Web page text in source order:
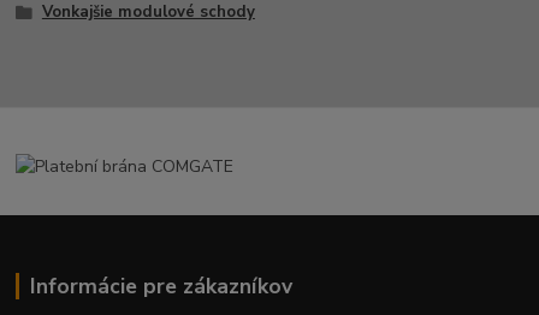
Vonkajšie modulové schody
Informácie pre zákazníkov